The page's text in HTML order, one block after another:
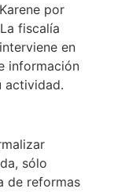
por
fiscalía
en
información
actividad.
sólo
de reformas